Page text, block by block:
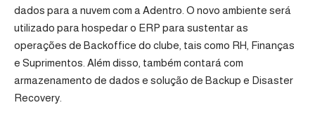
dados para a nuvem com a Adentro . O novo ambiente será
utilizado para hospedar o ERP para sustentar as
operações de Backoffice do clube, tais como RH, Finanças
e Suprimentos. Além disso, também contará com
armazenamento de dados e solução de Backup e Disaster
Recovery.